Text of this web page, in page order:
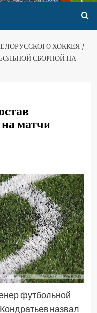
ХОККЕЯ
СБОРНОЙ НА
матчи
футбольной
назвал